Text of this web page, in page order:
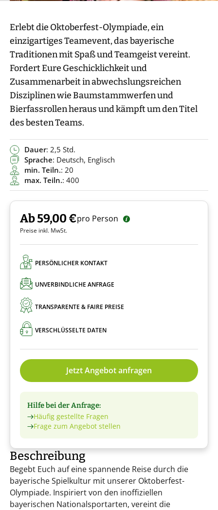
Erlebt die Oktoberfest-Olympiade, ein
einzigartiges Teamevent, das bayerische
Traditionen mit Spaß und Teamgeist vereint.
Fordert Eure Geschicklichkeit und
Zusammenarbeit in abwechslungsreichen
Disziplinen wie Baumstammwerfen und
Bierfassrollen heraus und kämpft um den Titel
des besten Teams.
Dauer: 2,5 Std.
Sprache: Deutsch, Englisch
min. Teiln.: 20
max. Teiln.: 400
Ab 59,00 €pro Person
Preise inkl. MwSt.
PERSÖNLICHER KONTAKT
UNVERBINDLICHE ANFRAGE
TRANSPARENTE & FAIRE PREISE
VERSCHLÜSSELTE DATEN
Jetzt Angebot anfragen
Hilfe bei der Anfrage:
Häufig gestellte Fragen
Frage zum Angebot stellen
Beschreibung
Begebt Euch auf eine spannende Reise durch die
bayerische Spielkultur mit unserer Oktoberfest-
Olympiade. Inspiriert von den inoffiziellen
bayerischen Nationalsportarten, vereint die